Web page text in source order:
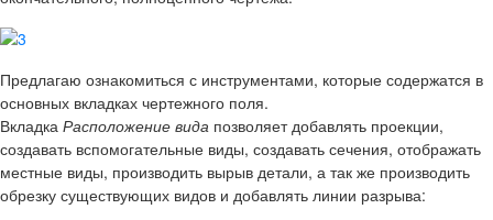
Предлагаю ознакомиться с инструментами, которые содержатся в
основных вкладках чертежного поля.
Вкладка Расположение вида позволяет добавлять проекции,
создавать вспомогательные виды, создавать сечения, отображать
местные виды, производить вырыв детали, а так же производить
обрезку существующих видов и добавлять линии разрыва: